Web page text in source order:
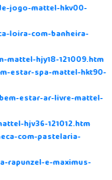
jogo-mattel-hkv00-
loira-com-banheira-
hjy18-121009.htm
estar-spa-mattel-hkt90-
estar-ar-livre-mattel-
hjv36-121012.htm
com-pastelaria-
rapunzel-e-maximus-